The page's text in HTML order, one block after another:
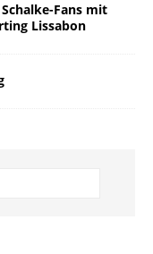
Fans mit
Lissabon